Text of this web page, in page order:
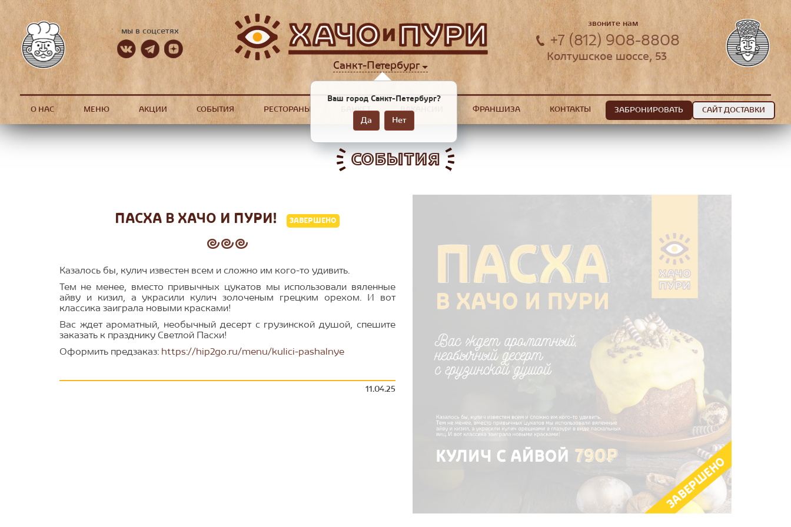
мы в соцсетях
Санкт-Петербург
Ваш город Санкт-Петербург?
Да Нет
звоните нам
+7 (812) 908-8808
Колтушское шоссе, 53
О НАС МЕНЮ АКЦИИ СОБЫТИЯ РЕСТОРАНЫ БАНКЕТ ВАКАНСИИ ФРАНШИЗА КОНТАКТЫ ЗАБРОНИРОВАТЬ САЙТ ДОСТАВКИ
СОБЫТИЯ
ПАСХА В ХАЧО И ПУРИ! ЗАВЕРШЕНО
Казалось бы, кулич известен всем и сложно им кого-то удивить.
Тем не менее, вместо привычных цукатов мы использовали вяленные
айву и кизил, а украсили кулич золоченым грецким орехом. И вот
классика заиграла новыми красками!
Вас ждет ароматный, необычный десерт с грузинской душой, спешите
заказать к празднику Светлой Пасхи!
Оформить предзаказ:https://hip2go.ru/menu/kulici-pashalnye
11.04.25
ЗАВЕРШЕНО